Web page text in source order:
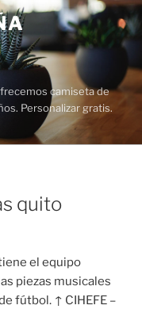
camiseta de
Personalizar gratis.
quito
el equipo
piezas musicales
fútbol. ↑ CIHEFE –